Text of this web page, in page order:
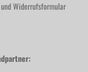
Widerrufsformular